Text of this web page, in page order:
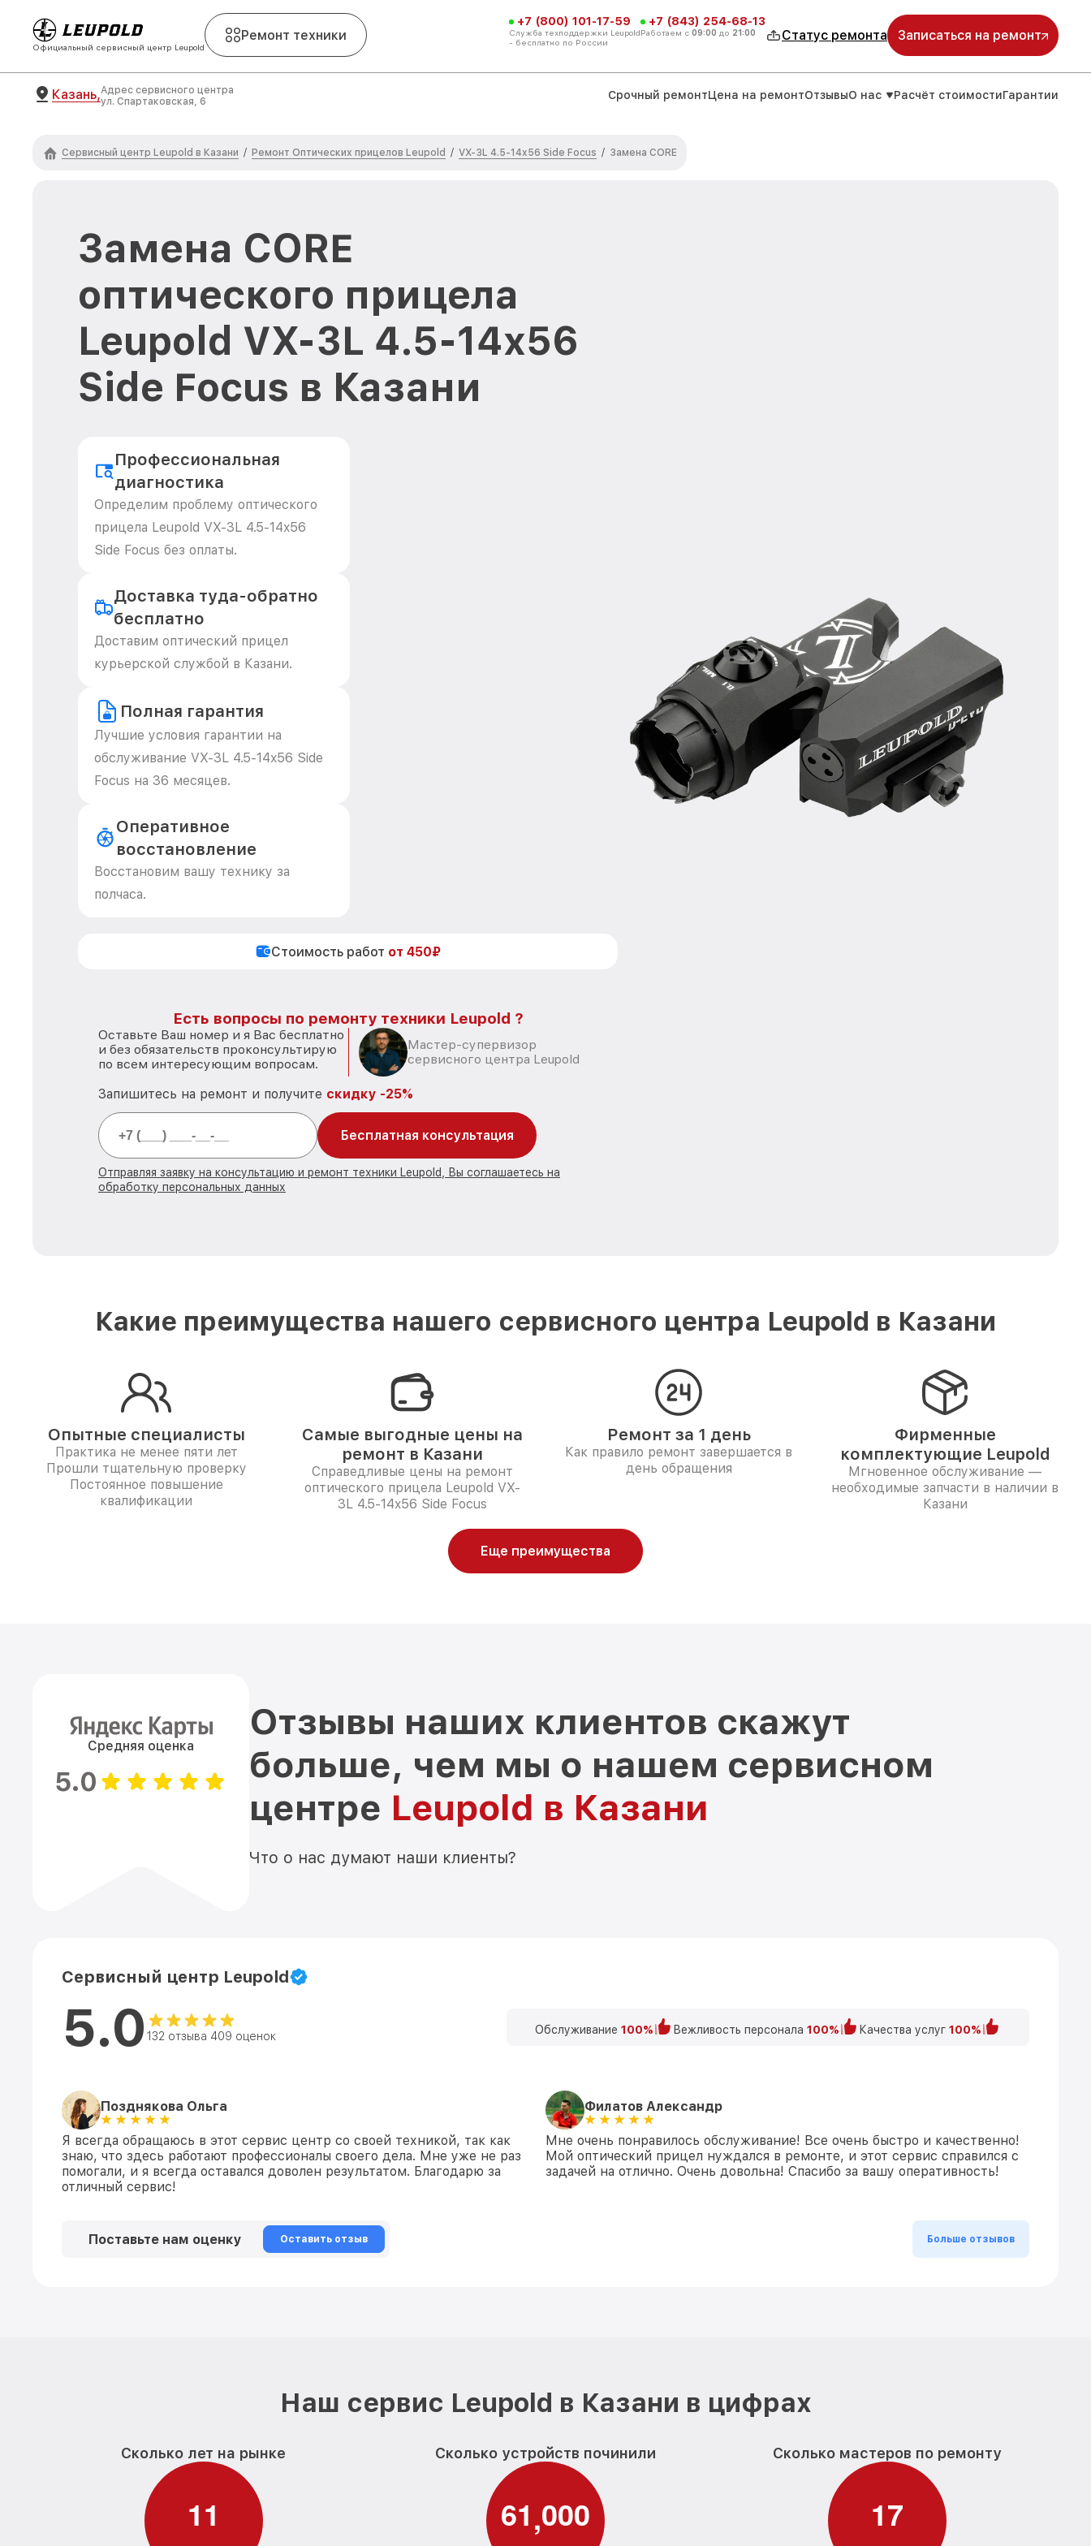
Официальный сервисный центр Leupold
Ремонт техники
+7 (800) 101-17-59
Служба техподдержки Leupold
- бесплатно по России
+7 (843) 254-68-13
Работаем с 09:00 до 21:00 Статус ремонта Записаться на ремонт
Казань,Адрес сервисного центра
ул. Спартаковская, 6
Срочный ремонтЦена на ремонтОтзывыО нас Расчёт стоимостиГарантии
Сервисный центр Leupold в Казани / Ремонт Оптических прицелов Leupold / VX-3L 4.5-14x56 Side Focus / Замена CORE
Замена CORE
оптического прицела
Leupold VX-3L 4.5-14x56
Side Focus в Казани
Профессиональная
диагностика
Определим проблему оптического
прицела Leupold VX-3L 4.5-14x56
Side Focus без оплаты.
Доставка туда-обратно
бесплатно
Доставим оптический прицел
курьерской службой в Казани.
Полная гарантия
Лучшие условия гарантии на
обслуживание VX-3L 4.5-14x56 Side
Focus на 36 месяцев.
Оперативное
восстановление
Восстановим вашу технику за
полчаса.
Стоимость работ от 450₽
Есть вопросы по ремонту техники Leupold ?
Оставьте Ваш номер и я Вас бесплатно
и без обязательств проконсультирую
по всем интересующим вопросам.
Мастер-супервизор
сервисного центра Leupold
Запишитесь на ремонт и получите скидку -25%
Бесплатная консультация
Отправляя заявку на консультацию и ремонт техники Leupold, Вы соглашаетесь на
обработку персональных данных
Какие преимущества нашего сервисного центра Leupold в Казани
Опытные специалисты
Практика не менее пяти лет
Прошли тщательную проверку
Постоянное повышение
квалификации
Самые выгодные цены на
ремонт в Казани
Справедливые цены на ремонт
оптического прицела Leupold VX-
3L 4.5-14x56 Side Focus
Ремонт за 1 день
Как правило ремонт завершается в
день обращения
Фирменные
комплектующие Leupold
Мгновенное обслуживание —
необходимые запчасти в наличии в
Казани
Еще преимущества
Средняя оценка
5.0
Отзывы наших клиентов скажут
больше, чем мы о нашем сервисном
центре Leupold в Казани
Что о нас думают наши клиенты?
Сервисный центр Leupold
5.0 132 отзыва 409 оценок Обслуживание 100% Вежливость персонала 100% Качества услуг 100%
Позднякова Ольга
Я всегда обращаюсь в этот сервис центр со своей техникой, так как
знаю, что здесь работают профессионалы своего дела. Мне уже не раз
помогали, и я всегда оставался доволен результатом. Благодарю за
отличный сервис!
Филатов Александр
Мне очень понравилось обслуживание! Все очень быстро и качественно!
Мой оптический прицел нуждался в ремонте, и этот сервис справился с
задачей на отлично. Очень довольна! Спасибо за вашу оперативность!
Поставьте нам оценку Оставить отзыв Больше отзывов
Наш сервис Leupold в Казани в цифрах
Сколько лет на рынке
11
Сколько устройств починили
61,000
Сколько мастеров по ремонту
17